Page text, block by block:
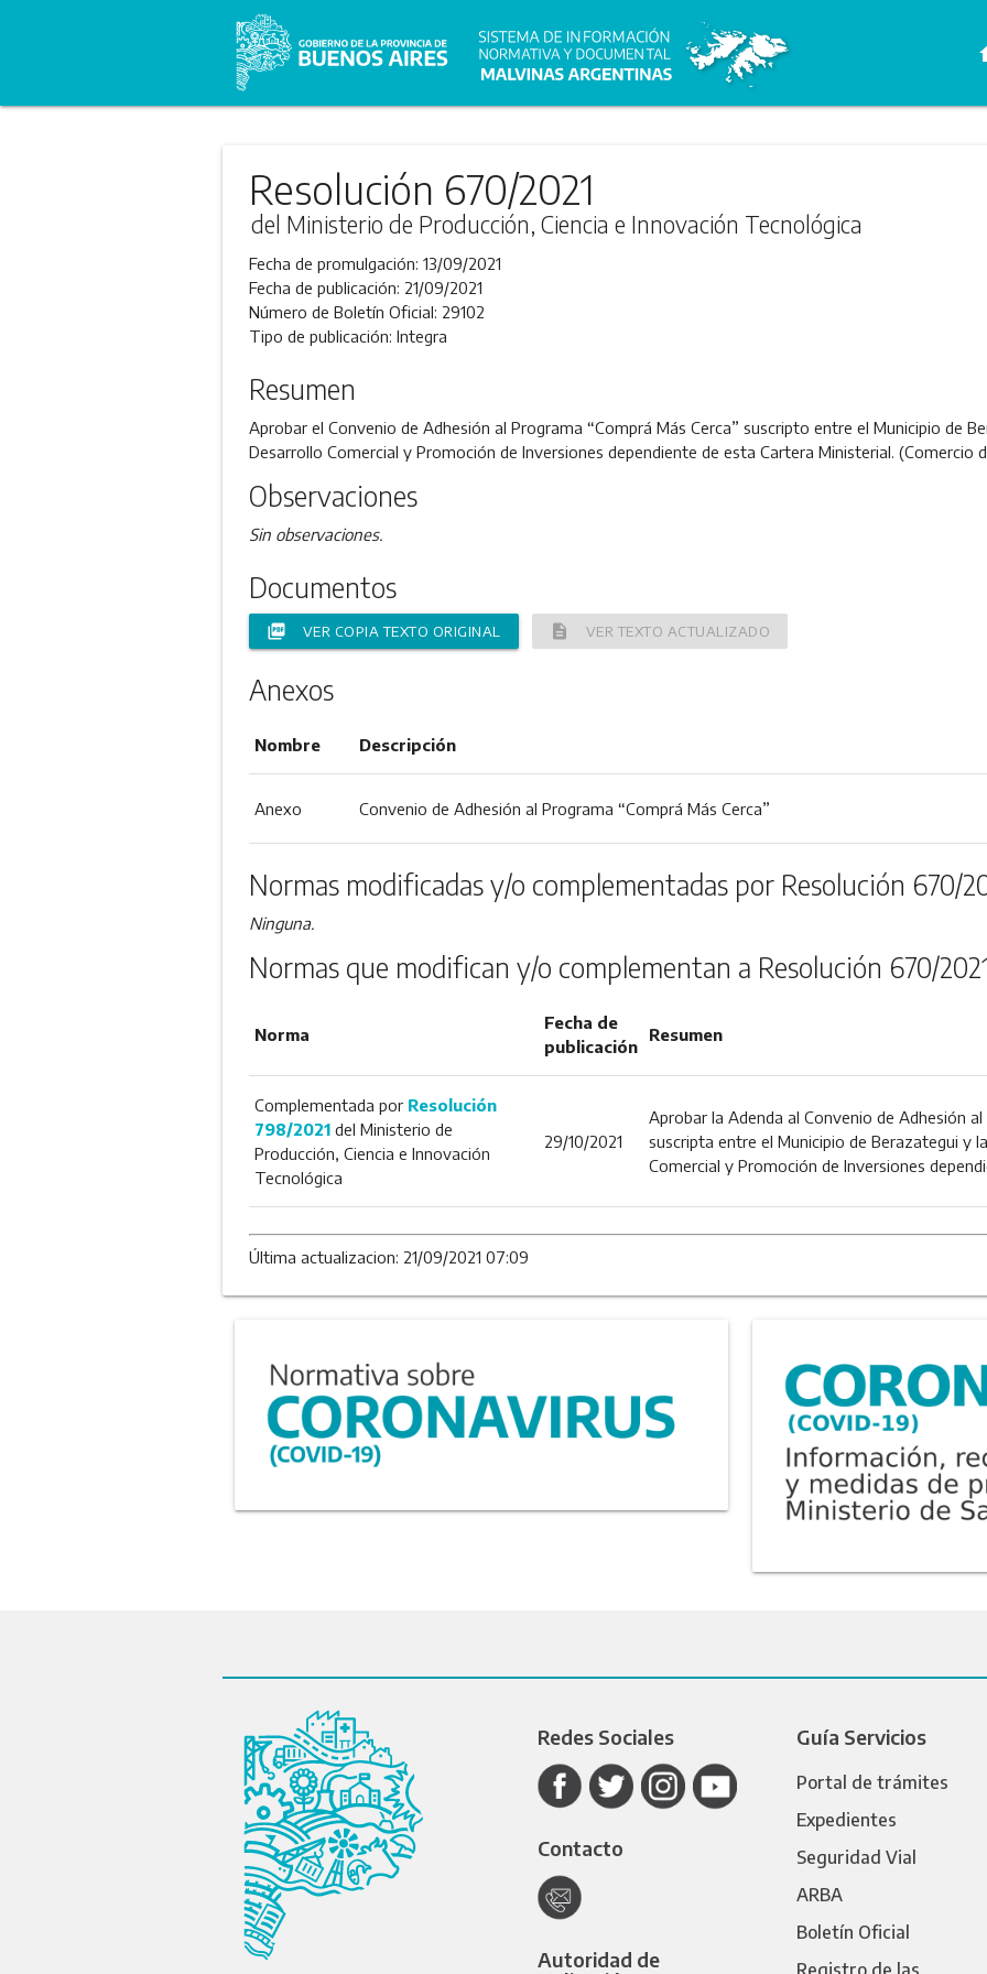
Resolución 670/2021
del Ministerio de Producción, Ciencia e Innovación Tecnológica
Fecha de promulgación: 13/09/2021
Fecha de publicación: 21/09/2021
Número de Boletín Oficial: 29102
Tipo de publicación: Integra
Resumen
Aprobar el Convenio de Adhesión al Programa “Comprá Más Cerca” suscripto entre el Municipio de
Desarrollo Comercial y Promoción de Inversiones dependiente de esta Cartera Ministerial. (Comercio
Observaciones
Sin observaciones.
Documentos
picture_as_pdf VER COPIA TEXTO ORIGINAL description VER TEXTO ACTUALIZADO
Anexos
Nombre Descripción
Anexo Convenio de Adhesión al Programa “Comprá Más Cerca”
Normas modificadas y/o complementadas por Resolución 670/
Ninguna.
Normas que modifican y/o complementan a Resolución 670/
Norma
Fecha de
publicación
Resumen
Complementada por Resolución
798/2021del Ministerio de
Producción, Ciencia e Innovación
Tecnológica
29/10/2021
Aprobar la Adenda al Convenio de Adhesión
suscripta entre el Municipio de Berazategui y
Comercial y Promoción de Inversiones
Última actualizacion: 21/09/2021 07:09
Redes Sociales
Contacto
Autoridad de
Guía Servicios
Portal de trámites
Expedientes
Seguridad Vial
ARBA
Boletín Oficial
Registro de las